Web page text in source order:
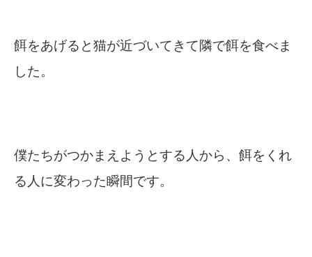
餌をあげると猫が近づいてきて隣で餌を食べま
した。
僕たちがつかまえようとする人から、餌をくれ
る人に変わった瞬間です。